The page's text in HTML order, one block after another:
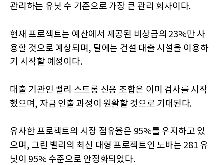
관리하는 유닛 수 기준으로 가장 큰 관리 회사이다.
현재 프로젝트는 예산에서 제공된 비상금의 23%만 사
용할 것으로 예상되며, 달에는 건설 대출 시설을 이용하
기 시작할 예정이다.
대출 기관인 밸리 스트롱 신용 조합은 이미 검사를 시작
했으며, 자금 인출 과정이 원활할 것으로 기대된다.
유사한 프로젝트의 시장 점유율은 95%를 유지하고 있
으며, 그린 밸리의 최신 대형 프로젝트인 노바는 281 유
닛이 95% 수준으로 안정화되었다.